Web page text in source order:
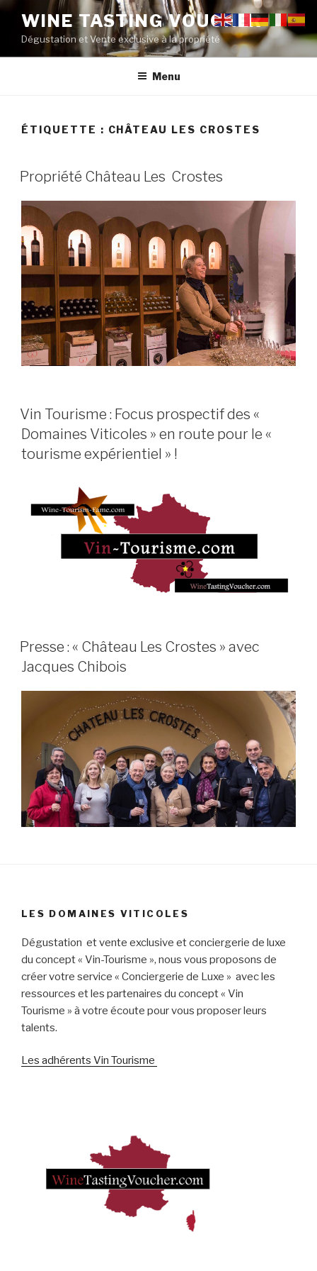
Aller
contenu
principal
WINE TASTING VOUCHER
Dégustation et Vente exclusive à la propriété
Menu
ÉTIQUETTE : CHÂTEAU LES CROSTES
PUBLIÉ
LE
Propriété Château Les Crostes
PUBLIÉ
LE
Vin Tourisme : Focus prospectif des «
Domaines Viticoles » en route pour le «
tourisme expérientiel » !
PUBLIÉ
LE
Presse : « Château Les Crostes » avec
Jacques Chibois
LES DOMAINES VITICOLES
Dégustation et vente exclusive et conciergerie de luxe
du concept « Vin-Tourisme », nous vous proposons de
créer votre service « Conciergerie de Luxe » avec les
ressources et les partenaires du concept « Vin
Tourisme » à votre écoute pour vous proposer leurs
talents.
Les adhérents Vin Tourisme